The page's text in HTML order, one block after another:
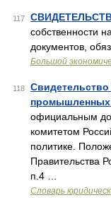
117
собственности
документов,
Большой
118
промышленных
официальным
комитетом
политике.
Правительства
п.4 …
Словарь